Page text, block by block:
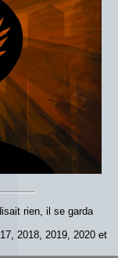
rien, il se garda
2018, 2019, 2020 et